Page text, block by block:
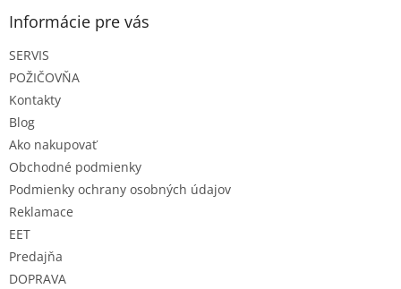
Informácie pre vás
SERVIS
POŽIČOVŇA
Kontakty
Blog
Ako nakupovať
Obchodné podmienky
Podmienky ochrany osobných údajov
Reklamace
EET
Predajňa
DOPRAVA